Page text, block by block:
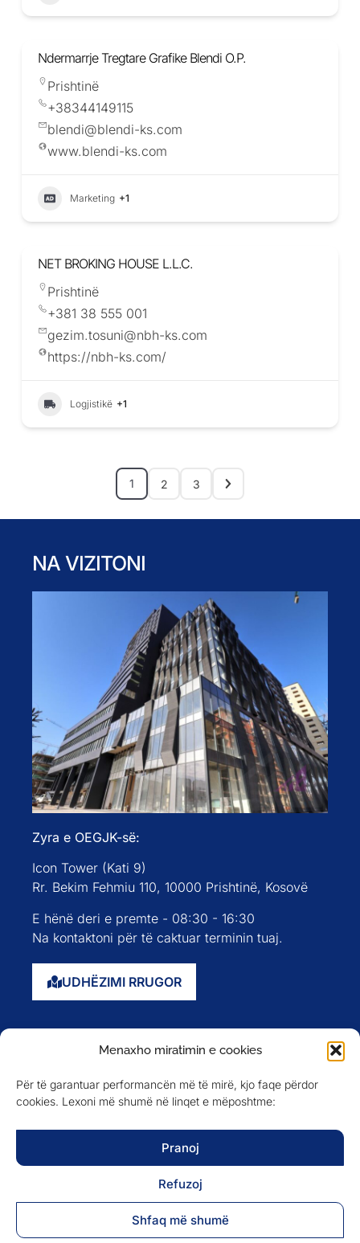
Menaxho miratimin e cookies
Për të garantuar performancën më të mirë, kjo faqe përdor
cookies. Lexoni më shumë në linqet e mëposhtme:
Pranoj
Refuzoj
Shfaq më shumë
Ndermarrje Tregtare Grafike Blendi O.P.
Prishtinë
+38344149115
blendi@blendi-ks.com
www.blendi-ks.com
Marketing +1
NET BROKING HOUSE L.L.C.
Prishtinë
+381 38 555 001
gezim.tosuni@nbh-ks.com
https://nbh-ks.com/
Logjistikë +1
1 2 3
NA VIZITONI
Zyra e OEGJK-së:
Icon Tower (Kati 9)
Rr. Bekim Fehmiu 110, 10000 Prishtinë, Kosovë
E hënë deri e premte - 08:30 - 16:30
Na kontaktoni për të caktuar terminin tuaj.
UDHËZIMI RRUGOR
Evente
Anëtarët
Newsletter